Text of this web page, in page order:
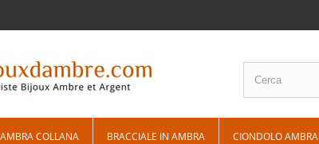
AMBRA COLLANA BRACCIALE IN AMBRA CIONDOLO AMBRA